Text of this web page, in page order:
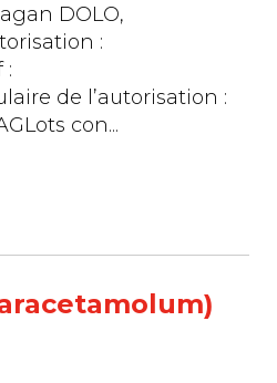
DOLO,
:
:
de l’autorisation :
con...